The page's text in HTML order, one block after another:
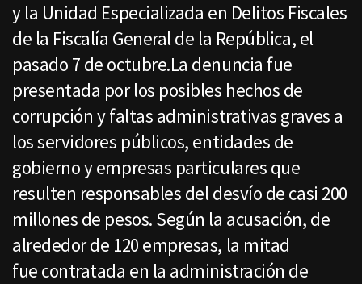
y la Unidad Especializada en Delitos Fiscales
de la Fiscalía General de la República, el
pasado 7 de octubre.La denuncia fue
presentada por los posibles hechos de
corrupción y faltas administrativas graves a
los servidores públicos, entidades de
gobierno y empresas particulares que
resulten responsables del desvío de casi 200
millones de pesos. Según la acusación, de
alrededor de 120 empresas, la mitad
fue contratada en la administración de